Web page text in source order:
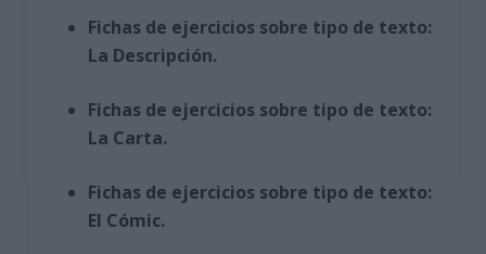
Fichas de ejercicios sobre tipo de texto:
La Descripción.
Fichas de ejercicios sobre tipo de texto:
La Carta.
Fichas de ejercicios sobre tipo de texto:
El Cómic.